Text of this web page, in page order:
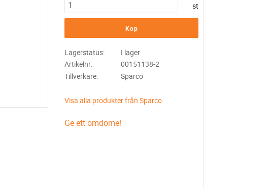
st
Köp
Lagerstatus
I lager
Artikelnr
00151138-2
Tillverkare
Sparco
Visa alla produkter från Sparco
Ge ett omdöme!